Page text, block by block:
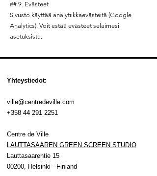
## 9. Evästeet
Sivusto käyttää analytiikkaevästeitä (Google
Analytics). Voit estää evästeet selaimesi
asetuksista.
Yhteystiedot:
ville@centredeville.com
+358 44 291 2251
Centre de Ville
LAUTTASAAREN GREEN SCREEN STUDIO
Lauttasaarentie 15
00200, Helsinki - Finland